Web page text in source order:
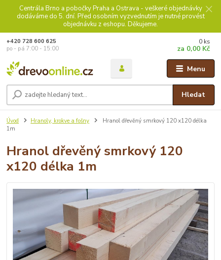
Centrála Brno a pobočky Praha a Ostrava - veškeré objednávky
dodáváme do 5. dní. Před osobním vyzvednutím je nutné provést
objednávku z eshopu. Děkujeme.
Menu
Hledat
+420 728 600 625
po - pá 7:00 - 15:00
0 ks
za 0,00 Kč
Úvod Hranoly, krokve a fošny
Hranol dřevěný smrkový 120 x120 délka
1m
Hranol dřevěný smrkový 120
x120 délka 1m